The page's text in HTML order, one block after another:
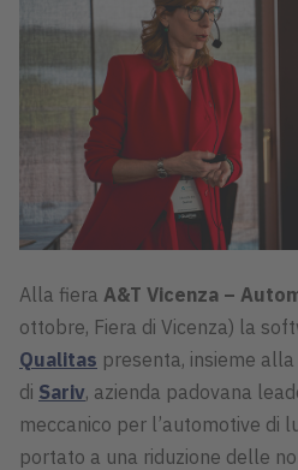
Alla fiera A&T Vicenza –
ottobre, Fiera di Vicenza) la
Qualitas presenta, insieme alla
di Sariv, azienda padovana
meccanico per l’automotive di
portato a una riduzione delle